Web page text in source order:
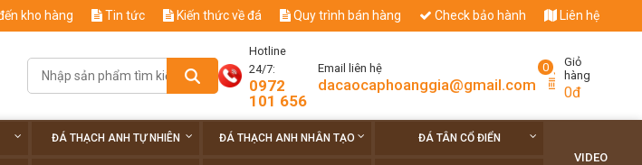
kho hàng Tin tức Kiến thức về đá Quy trình bán hàng Check bảo hành Liên hệ
Hotline
24/7:
0972
101 656
Email liên hệ
dacaocaphoanggia@gmail.com
0
Giỏ
hàng
0đ
ĐÁ THẠCH ANH TỰ NHIÊN ĐÁ THẠCH ANH NHÂN TẠO ĐÁ TÂN CỔ ĐIỂN
VIDEO